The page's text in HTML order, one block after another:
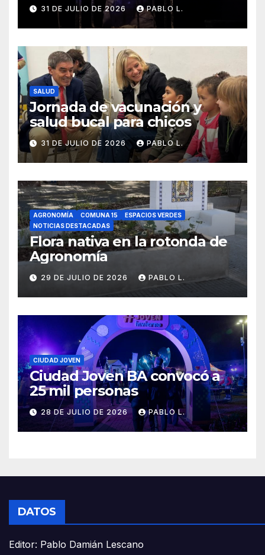
31 DE JULIO DE 2026 PABLO L.
SALUD
Jornada de vacunación y
salud bucal para chicos
31 DE JULIO DE 2026 PABLO L.
AGRONOMÍA COMUNA 15
ESPACIOS VERDES
NOTICIAS DESTACADAS
Flora nativa en la rotonda de
Agronomía
29 DE JULIO DE 2026 PABLO L.
CIUDAD JOVEN
Ciudad Joven BA convocó a
25 mil personas
28 DE JULIO DE 2026 PABLO L.
DATOS
Editor: Pablo Damián Lescano